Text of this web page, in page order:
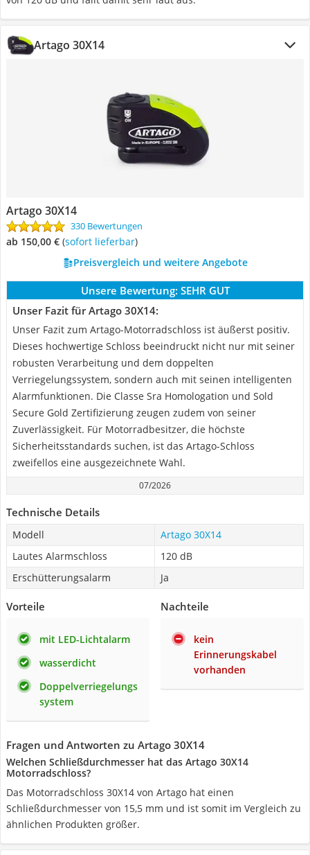
Artago 30X14
Artago 30X14
330 Bewertungen
ab 150,00 € ( Sofort lieferbar)
Preisvergleich und weitere Angebote
Unsere Bewertung: SEHR GUT
Unser Fazit für Artago 30X14:
Unser Fazit zum Artago-Motorradschloss ist äußerst positiv.
Dieses hochwertige Schloss beeindruckt nicht nur mit seiner
robusten Verarbeitung und dem doppelten
Verriegelungssystem, sondern auch mit seinen intelligenten
Alarmfunktionen. Die Classe Sra Homologation und Sold
Secure Gold Zertifizierung zeugen zudem von seiner
Zuverlässigkeit. Für Motorradbesitzer, die höchste
Sicherheitsstandards suchen, ist das Artago-Schloss
zweifellos eine ausgezeichnete Wahl.
07/2026
Technische Details
Modell
Artago 30X14
Lautes Alarmschloss
120 dB
Erschütterungsalarm
Ja
Vorteile
mit LED-Lichtalarm
wasserdicht
Doppelverriegelungs
system
Nachteile
kein
Erinnerungskabel
vorhanden
Fragen und Antworten zu Artago 30X14
Welchen Schließdurchmesser hat das Artago 30X14
Motorradschloss?
Das Motorradschloss 30X14 von Artago hat einen
Schließdurchmesser von 15,5 mm und ist somit im Vergleich zu
ähnlichen Produkten größer.